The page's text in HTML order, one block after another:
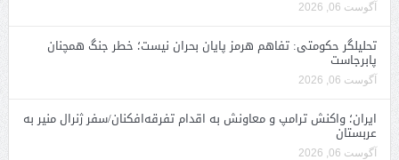
آگوست 06, 2026
تحلیلگر حکومتی: تفاهم هرمز پایان بحران نیست؛ خطر جنگ همچنان
پابرجاست
آگوست 06, 2026
ایران؛ واکنش ترامپ و معاونش به اقدام تفرقه‌افکنان/سفر ژنرال منیر به
عربستان
آگوست 06, 2026